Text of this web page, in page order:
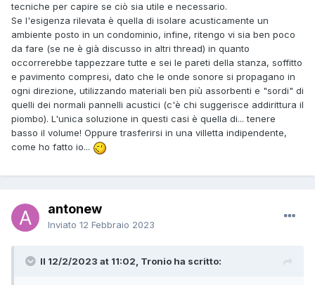
tecniche per capire se ciò sia utile e necessario.
Se l'esigenza rilevata è quella di isolare acusticamente un
ambiente posto in un condominio, infine, ritengo vi sia ben poco
da fare (se ne è già discusso in altri thread) in quanto
occorrerebbe tappezzare tutte e sei le pareti della stanza, soffitto
e pavimento compresi, dato che le onde sonore si propagano in
ogni direzione, utilizzando materiali ben più assorbenti e "sordi" di
quelli dei normali pannelli acustici (c'è chi suggerisce addirittura il
piombo). L'unica soluzione in questi casi è quella di... tenere
basso il volume! Oppure trasferirsi in una villetta indipendente,
come ho fatto io...
antonew
Inviato 12 Febbraio 2023
Il 12/2/2023 at 11:02, Tronio ha scritto: